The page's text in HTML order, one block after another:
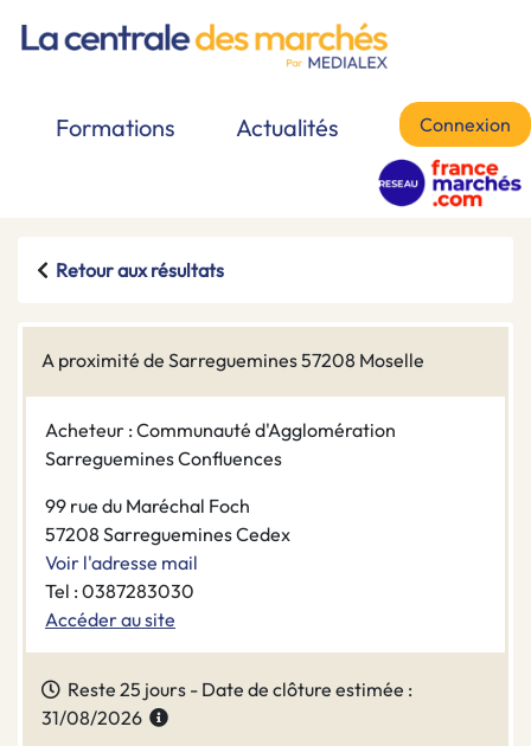
Formations Actualités Connexion
Retour aux résultats
A proximité de Sarreguemines 57208 Moselle
Acheteur : Communauté d'Agglomération
Sarreguemines Confluences
99 rue du Maréchal Foch
57208 Sarreguemines Cedex
Voir l'adresse mail
Tel : 0387283030
Accéder au site
Reste 25 jours - Date de clôture estimée :
31/08/2026